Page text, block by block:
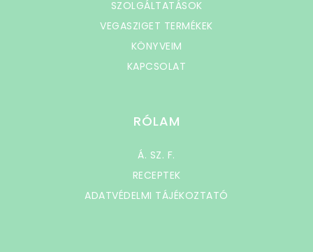
SZOLGÁLTATÁSOK
VEGASZIGET TERMÉKEK
KÖNYVEIM
KAPCSOLAT
RÓLAM
Á. SZ. F.
RECEPTEK
ADATVÉDELMI TÁJÉKOZTATÓ